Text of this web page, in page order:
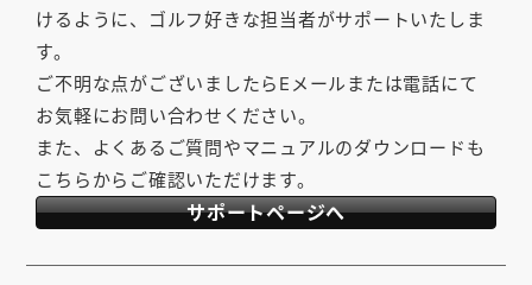
けるように、ゴルフ好きな担当者がサポートいたしま
す。
ご不明な点がございましたらEメールまたは電話にて
お気軽にお問い合わせください。
また、よくあるご質問やマニュアルのダウンロードも
こちらからご確認いただけます。
サポートページへ